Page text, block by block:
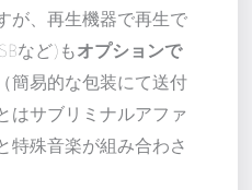
が、再生機器で再生で
など)もオプションで
簡易的な包装にて送付
はサブリミナルアファ
特殊音楽が組み合わさ